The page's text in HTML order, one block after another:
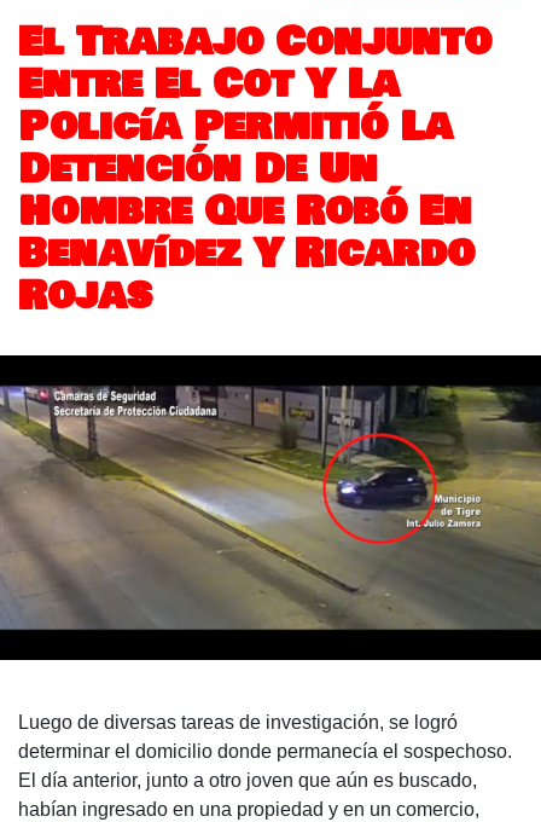
El Trabajo Conjunto
Entre El Cot Y La
Policía Permitió La
Detención De Un
Hombre Que Robó En
Benavídez Y Ricardo
Rojas
Luego de diversas tareas de investigación, se logró
determinar el domicilio donde permanecía el sospechoso.
El día anterior, junto a otro joven que aún es buscado,
habían ingresado en una propiedad y en un comercio,